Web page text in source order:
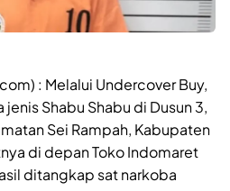
: Melalui Undercover Buy,
Shabu Shabu di Dusun 3,
Sei Rampah, Kabupaten
di depan Toko Indomaret
ditangkap sat narkoba